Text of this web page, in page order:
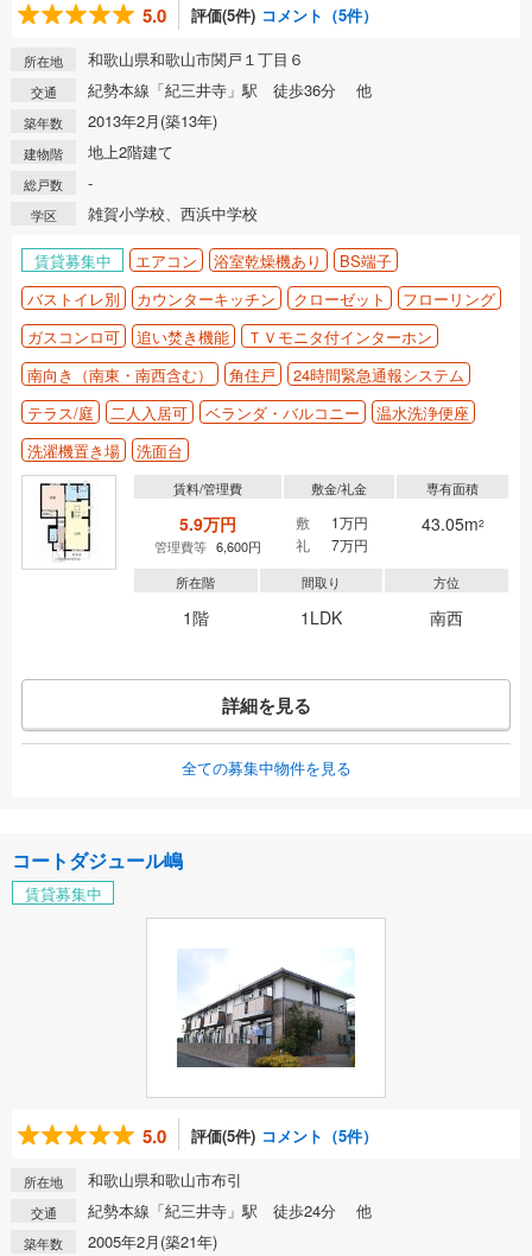
5.0 評価(5件) コメント（5件）
所在地 和歌山県和歌山市関戸１丁目６
交通 紀勢本線「紀三井寺」駅 徒歩36分 他
築年数 2013年2月(築13年)
建物階 地上2階建て
総戸数 -
学区 雑賀小学校、西浜中学校
賃貸募集中 エアコン 浴室乾燥機あり
BS端子
バストイレ別
カウンターキッチン クローゼット
フローリング
ガスコンロ可
追い焚き機能
ＴＶモニタ付インターホン
南向き（南東・南西含む）
角住戸
24時間緊急通報システム
テラス/庭
二人入居可 ベランダ・バルコニー
温水洗浄便座
洗濯機置き場
洗面台
賃料/管理費
5.9万円
管理費等 6,600円
敷金/礼金
敷
1万円
礼
7万円
専有面積
43.05m2
所在階
1階
間取り
1LDK
方位
南西
詳細を見る
全ての募集中物件を見る
コートダジュール嶋
賃貸募集中
5.0 評価(5件) コメント（5件）
所在地 和歌山県和歌山市布引
交通 紀勢本線「紀三井寺」駅 徒歩24分 他
築年数 2005年2月(築21年)